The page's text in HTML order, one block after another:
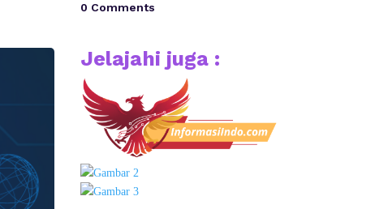
0 Comments
Jelajahi juga :